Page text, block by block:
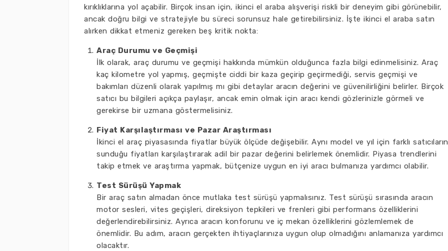
kırıklıklarına yol açabilir. Birçok insan için, ikinci el araba alışverişi riskli bir deneyim gibi görünebilir,
ancak doğru bilgi ve stratejiyle bu süreci sorunsuz hale getirebilirsiniz. İşte ikinci el araba satın
alırken dikkat etmeniz gereken beş kritik nokta:
Araç Durumu ve Geçmişi
İlk olarak, araç durumu ve geçmişi hakkında mümkün olduğunca fazla bilgi edinmelisiniz. Araç
kaç kilometre yol yapmış, geçmişte ciddi bir kaza geçirip geçirmediği, servis geçmişi ve
bakımları düzenli olarak yapılmış mı gibi detaylar aracın değerini ve güvenilirliğini belirler. Birçok
satıcı bu bilgileri açıkça paylaşır, ancak emin olmak için aracı kendi gözlerinizle görmeli ve
gerekirse bir uzmana göstermelisiniz.
Fiyat Karşılaştırması ve Pazar Araştırması
İkinci el araç piyasasında fiyatlar büyük ölçüde değişebilir. Aynı model ve yıl için farklı satıcıların
sunduğu fiyatları karşılaştırarak adil bir pazar değerini belirlemek önemlidir. Piyasa trendlerini
takip etmek ve araştırma yapmak, bütçenize uygun en iyi aracı bulmanıza yardımcı olabilir.
Test Sürüşü Yapmak
Bir araç satın almadan önce mutlaka test sürüşü yapmalısınız. Test sürüşü sırasında aracın
motor sesleri, vites geçişleri, direksiyon tepkileri ve frenleri gibi performans özelliklerini
değerlendirebilirsiniz. Ayrıca aracın konforunu ve iç mekan özelliklerini gözlemlemek de
önemlidir. Bu adım, aracın gerçekten ihtiyaçlarınıza uygun olup olmadığını anlamanıza yardımcı
olacaktır.